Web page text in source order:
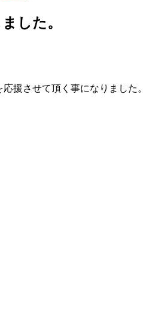
した。
援させて頂く事になりました。